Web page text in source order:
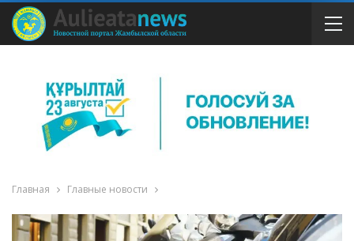
Главная Главные новости